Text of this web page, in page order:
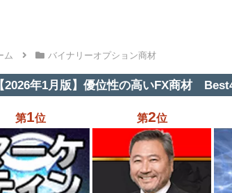
ム バイナリーオプション商材
【2026年1月版】優位性の高いFX商材
第1位 第2位